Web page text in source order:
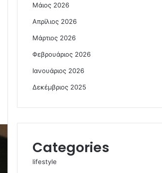
Μάιος 2026
Απρίλιος 2026
Μάρτιος 2026
Φεβρουάριος 2026
Ιανουάριος 2026
Δεκέμβριος 2025
Categories
lifestyle